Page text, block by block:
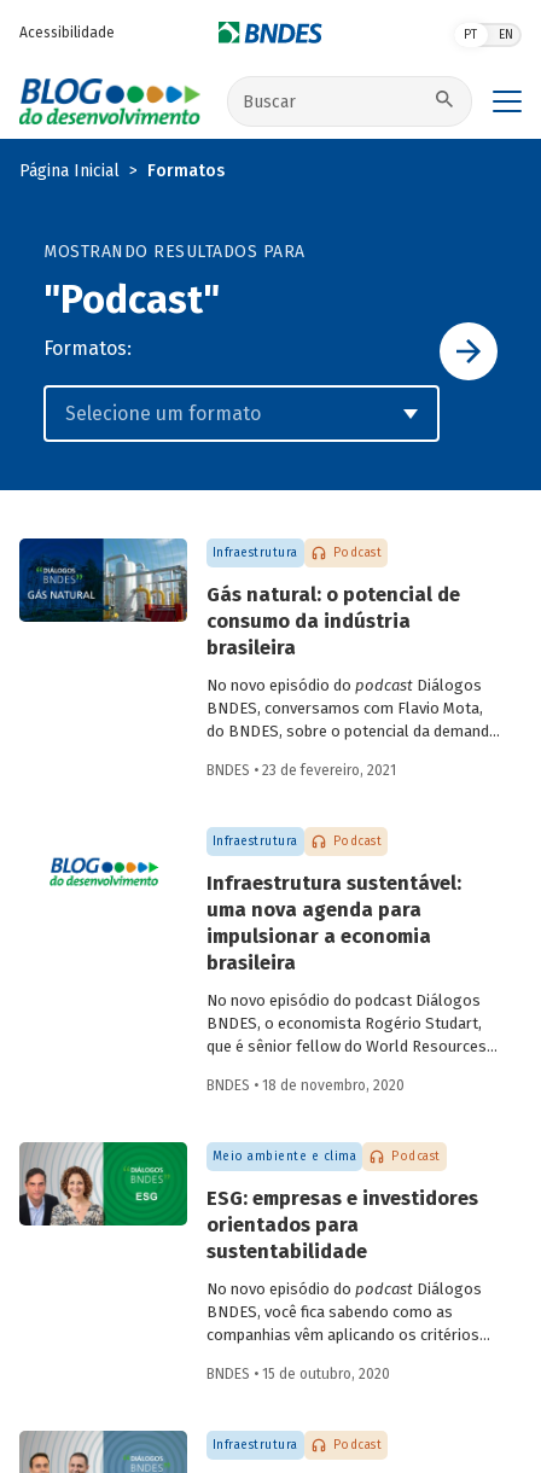
Acessibilidade PT EN
Buscar no site
Página Inicial Formatos
MOSTRANDO RESULTADOS PARA
"Podcast"
Formatos:
Infraestrutura Podcast
Gás natural: o potencial de
consumo da indústria
brasileira
No novo episódio do podcastDiálogos
BNDES, conversamos com Flavio Mota,
do BNDES, sobre o potencial da demanda
conversa passa pela indústria química,
diretora de Economia e Estatística da
Abiquim, e pela siderurgia, com
participação de José Carlos D’Abreu,
conselheiro da ABM e professor emérito
da PUC-Rio e do IME, e Marco Polo de
Mello Lopes, presidente-executivo do
Instituto Aço Brasil.
BNDES • 23 de fevereiro, 2021
Infraestrutura Podcast
Infraestrutura sustentável:
uma nova agenda para
impulsionar a economia
brasileira
No novo episódio do podcast Diálogos
BNDES, o economista Rogério Studart,
que é sênior fellow do World Resources
Infraestrutura, Concessões e PPPs do
infraestrutura sustentável e conversam
sobre como os investimentos nessa área
econômica no Brasil, criando empregos e
melhorando a qualidade de vida da
população.
BNDES • 18 de novembro, 2020
Meio ambiente e clima Podcast
ESG: empresas e investidores
orientados para
sustentabilidade
No novo episódio do podcastDiálogos
BNDES, você fica sabendo como as
companhias vêm aplicando os critérios
and governance- para adaptar seus
mais preocupado com sustentabilidade.
Confira o bate-papo entre Sonia Favaretto
BNDES • 15 de outubro, 2020
Infraestrutura Podcast